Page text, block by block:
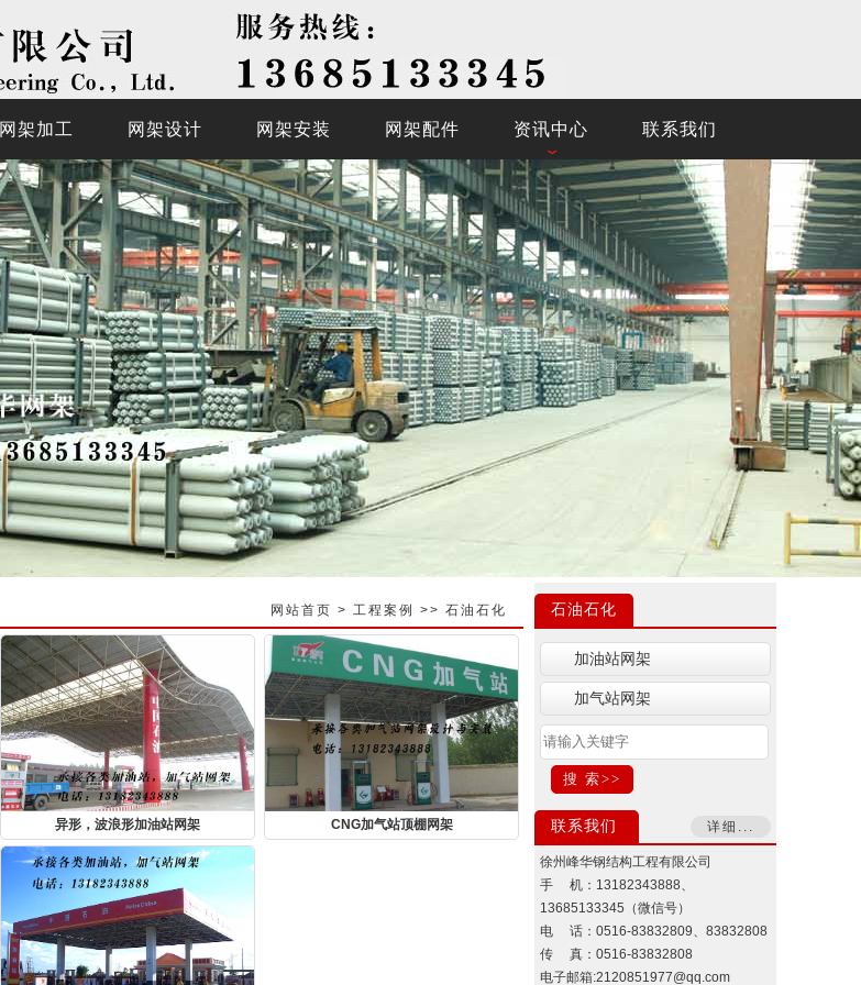
网架加工 网架设计 网架安装 网架配件 资讯中心 联系我们
网站首页 > 工程案例 >> 石油石化
异形，波浪形加油站网架 CNG加气站顶棚网架
石油石化
加油站网架
加气站网架
联系我们 详细...
徐州峰华钢结构工程有限公司
手 机：13182343888、
13685133345（微信号）
电 话：0516-83832809、83832808
传 真：0516-83832808
电子邮箱:2120851977@qq.com